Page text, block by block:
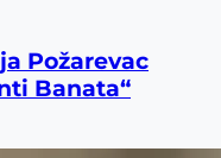
Požarevac
Banata“